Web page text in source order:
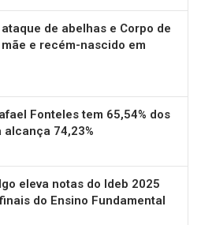
de abelhas e Corpo de
e recém-nascido em
Fonteles tem 65,54% dos
74,23%
eleva notas do Ideb 2025
do Ensino Fundamental